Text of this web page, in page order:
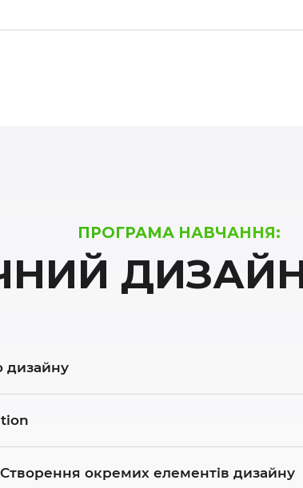
ПРОГРАМА НАВЧАННЯ:
дизайну
Створення окремих елементів дизайну